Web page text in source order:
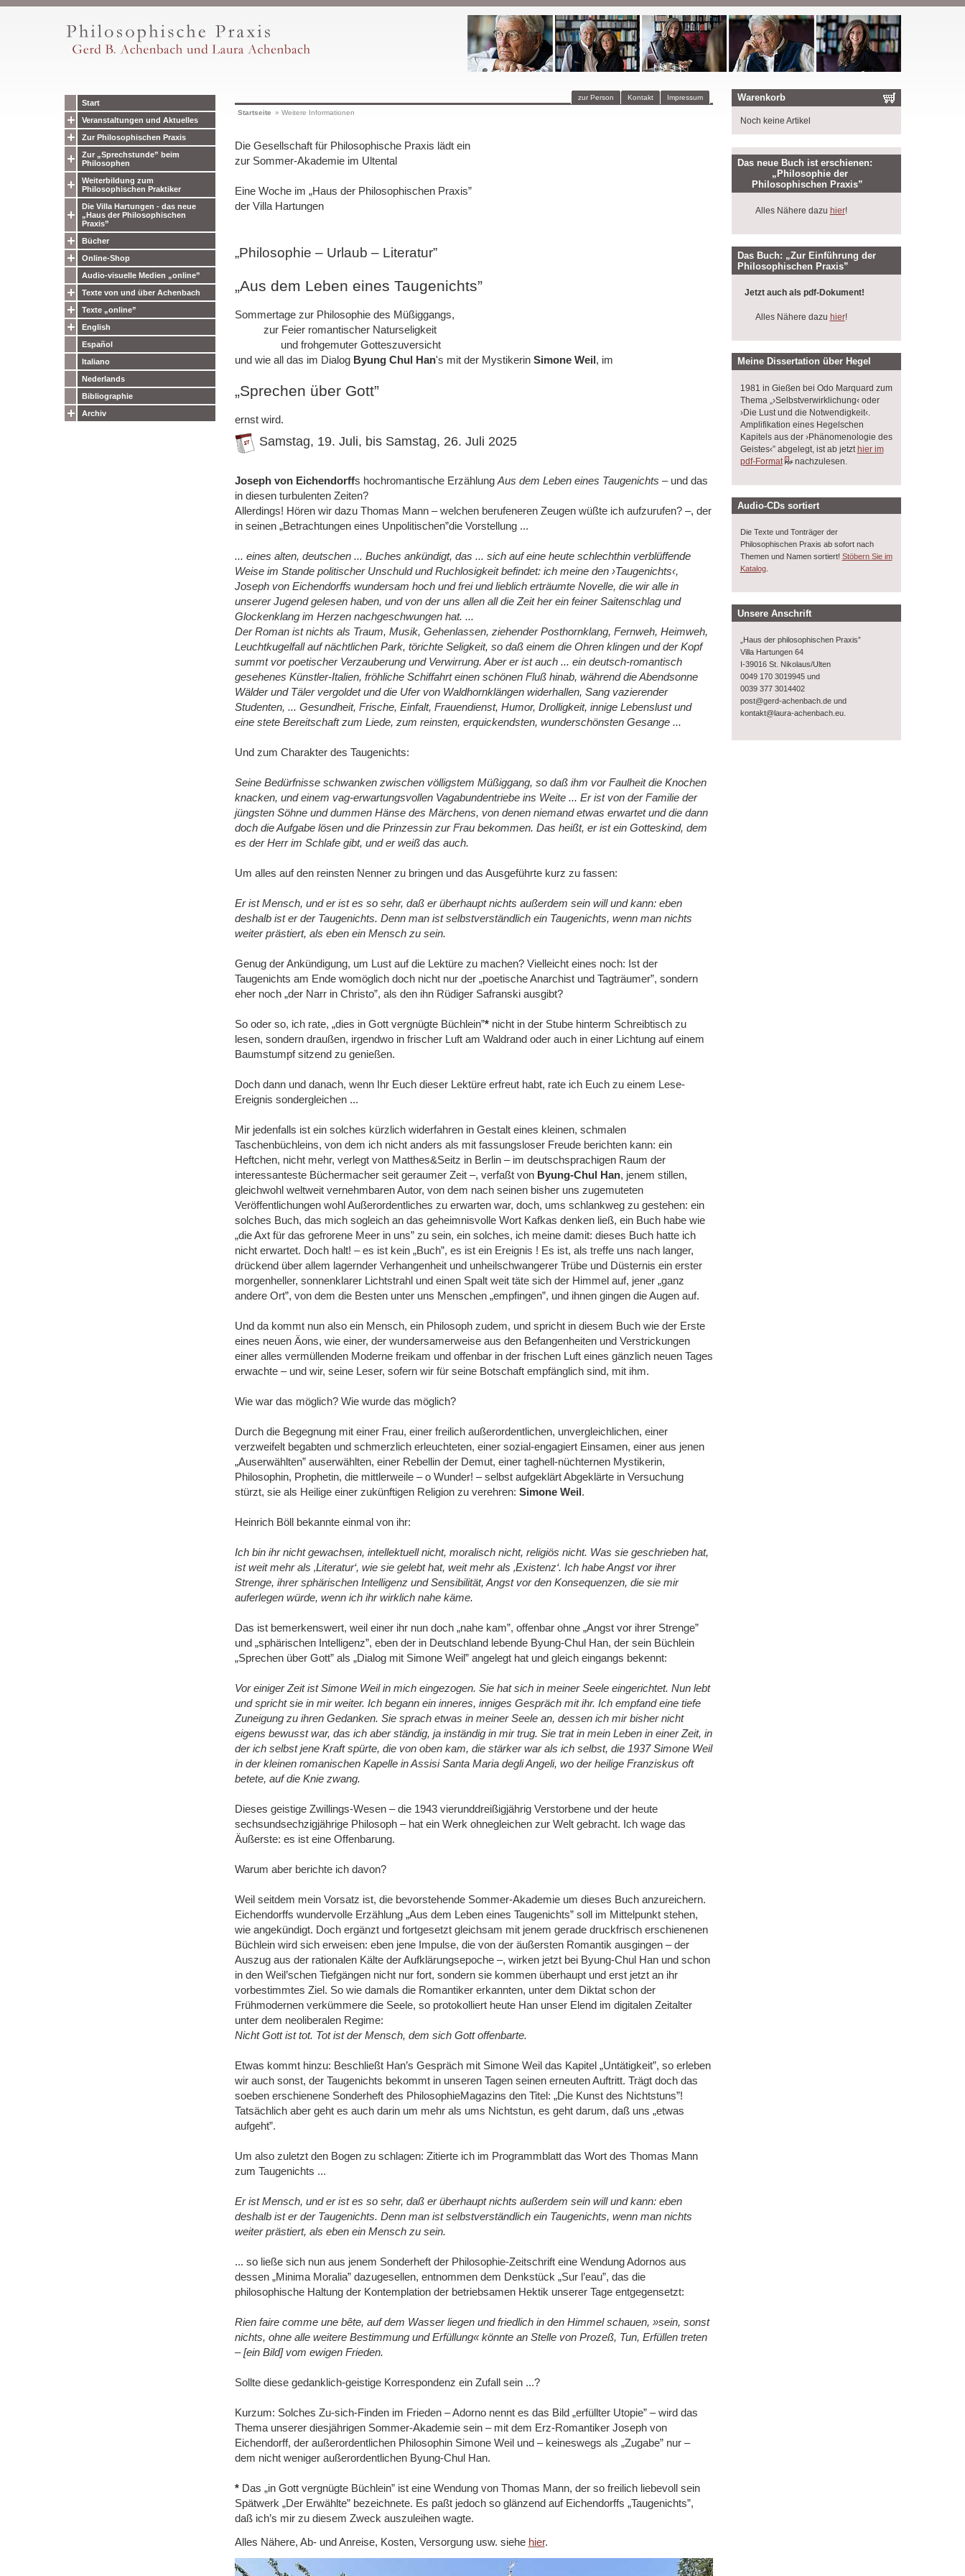
Start
Veranstaltungen und Aktuelles
Zur Philosophischen Praxis
Zur „Sprechstunde” beim
Philosophen
Weiterbildung zum
Philosophischen Praktiker
Die Villa Hartungen - das neue
„Haus der Philosophischen
Praxis”
Bücher
Online-Shop
Audio-visuelle Medien „online”
Texte von und über Achenbach
Texte „online”
English
Español
Italiano
Nederlands
Bibliographie
Archiv
Impressum
Kontakt
zur Person
Startseite » Weitere Informationen
Die Gesellschaft für Philosophische Praxis lädt ein
zur Sommer-Akademie im Ultental
Eine Woche im „Haus der Philosophischen Praxis”
der Villa Hartungen
„Philosophie – Urlaub – Literatur”
„Aus dem Leben eines Taugenichts”
Sommertage zur Philosophie des Müßiggangs,
zur Feier romantischer Naturseligkeit
und frohgemuter Gotteszuversicht
und wie all das im Dialog Byung Chul Han's mit der Mystikerin Simone Weil, im
„Sprechen über Gott”
ernst wird.
Samstag, 19. Juli, bis Samstag, 26. Juli 2025
Joseph von Eichendorffs hochromantische Erzählung Aus dem Leben eines Taugenichts ‒ und das
in diesen turbulenten Zeiten?
Allerdings! Hören wir dazu Thomas Mann ‒ welchen berufeneren Zeugen wüßte ich aufzurufen? ‒, der
in seinen „Betrachtungen eines Unpolitischen”die Vorstellung ...
... eines alten, deutschen ... Buches ankündigt, das ... sich auf eine heute schlechthin verblüffende
Weise im Stande politischer Unschuld und Ruchlosigkeit befindet: ich meine den ›Taugenichts‹,
Joseph von Eichendorffs wundersam hoch und frei und lieblich erträumte Novelle, die wir alle in
unserer Jugend gelesen haben, und von der uns allen all die Zeit her ein feiner Saitenschlag und
Glockenklang im Herzen nachgeschwungen hat. ...
Der Roman ist nichts als Traum, Musik, Gehenlassen, ziehender Posthornklang, Fernweh, Heimweh,
Leuchtkugelfall auf nächtlichen Park, törichte Seligkeit, so daß einem die Ohren klingen und der Kopf
summt vor poetischer Verzauberung und Verwirrung. Aber er ist auch ... ein deutsch-romantisch
gesehenes Künstler-Italien, fröhliche Schiffahrt einen schönen Fluß hinab, während die Abendsonne
Wälder und Täler vergoldet und die Ufer von Waldhornklängen widerhallen, Sang vazierender
Studenten, ... Gesundheit, Frische, Einfalt, Frauendienst, Humor, Drolligkeit, innige Lebenslust und
eine stete Bereitschaft zum Liede, zum reinsten, erquickendsten, wunderschönsten Gesange ...
Und zum Charakter des Taugenichts:
Seine Bedürfnisse schwanken zwischen völligstem Müßiggang, so daß ihm vor Faulheit die Knochen
knacken, und einem vag-erwartungsvollen Vagabundentriebe ins Weite ... Er ist von der Familie der
jüngsten Söhne und dummen Hänse des Märchens, von denen niemand etwas erwartet und die dann
doch die Aufgabe lösen und die Prinzessin zur Frau bekommen. Das heißt, er ist ein Gotteskind, dem
es der Herr im Schlafe gibt, und er weiß das auch.
Um alles auf den reinsten Nenner zu bringen und das Ausgeführte kurz zu fassen:
Er ist Mensch, und er ist es so sehr, daß er überhaupt nichts außerdem sein will und kann: eben
deshalb ist er der Taugenichts. Denn man ist selbstverständlich ein Taugenichts, wenn man nichts
weiter prästiert, als eben ein Mensch zu sein.
Genug der Ankündigung, um Lust auf die Lektüre zu machen? Vielleicht eines noch: Ist der
Taugenichts am Ende womöglich doch nicht nur der „poetische Anarchist und Tagträumer”, sondern
eher noch „der Narr in Christo”, als den ihn Rüdiger Safranski ausgibt?
So oder so, ich rate, „dies in Gott vergnügte Büchlein”*nicht in der Stube hinterm Schreibtisch zu
lesen, sondern draußen, irgendwo in frischer Luft am Waldrand oder auch in einer Lichtung auf einem
Baumstumpf sitzend zu genießen.
Doch dann und danach, wenn Ihr Euch dieser Lektüre erfreut habt, rate ich Euch zu einem Lese-
Ereignis sondergleichen ...
Mir jedenfalls ist ein solches kürzlich widerfahren in Gestalt eines kleinen, schmalen
Taschenbüchleins, von dem ich nicht anders als mit fassungsloser Freude berichten kann: ein
Heftchen, nicht mehr, verlegt von Matthes&Seitz in Berlin ‒ im deutschsprachigen Raum der
interessanteste Büchermacher seit geraumer Zeit ‒, verfaßt von Byung-Chul Han, jenem stillen,
gleichwohl weltweit vernehmbaren Autor, von dem nach seinen bisher uns zugemuteten
Veröffentlichungen wohl Außerordentliches zu erwarten war, doch, ums schlankweg zu gestehen: ein
solches Buch, das mich sogleich an das geheimnisvolle Wort Kafkas denken ließ, ein Buch habe wie
„die Axt für das gefrorene Meer in uns” zu sein, ein solches, ich meine damit: dieses Buch hatte ich
nicht erwartet. Doch halt! ‒ es ist kein „Buch”, es ist ein Ereignis ! Es ist, als treffe uns nach langer,
drückend über allem lagernder Verhangenheit und unheilschwangerer Trübe und Düsternis ein erster
morgenheller, sonnenklarer Lichtstrahl und einen Spalt weit täte sich der Himmel auf, jener „ganz
andere Ort”, von dem die Besten unter uns Menschen „empfingen”, und ihnen gingen die Augen auf.
Und da kommt nun also ein Mensch, ein Philosoph zudem, und spricht in diesem Buch wie der Erste
eines neuen Äons, wie einer, der wundersamerweise aus den Befangenheiten und Verstrickungen
einer alles vermüllenden Moderne freikam und offenbar in der frischen Luft eines gänzlich neuen Tages
erwachte ‒ und wir, seine Leser, sofern wir für seine Botschaft empfänglich sind, mit ihm.
Wie war das möglich? Wie wurde das möglich?
Durch die Begegnung mit einer Frau, einer freilich außerordentlichen, unvergleichlichen, einer
verzweifelt begabten und schmerzlich erleuchteten, einer sozial-engagiert Einsamen, einer aus jenen
„Auserwählten” auserwählten, einer Rebellin der Demut, einer taghell-nüchternen Mystikerin,
Philosophin, Prophetin, die mittlerweile ‒ o Wunder! ‒ selbst aufgeklärt Abgeklärte in Versuchung
stürzt, sie als Heilige einer zukünftigen Religion zu verehren: Simone Weil.
Heinrich Böll bekannte einmal von ihr:
Ich bin ihr nicht gewachsen, intellektuell nicht, moralisch nicht, religiös nicht. Was sie geschrieben hat,
ist weit mehr als ‚Literatur‘, wie sie gelebt hat, weit mehr als ‚Existenz‘. Ich habe Angst vor ihrer
Strenge, ihrer sphärischen Intelligenz und Sensibilität, Angst vor den Konsequenzen, die sie mir
auferlegen würde, wenn ich ihr wirklich nahe käme.
Das ist bemerkenswert, weil einer ihr nun doch „nahe kam”, offenbar ohne „Angst vor ihrer Strenge”
und „sphärischen Intelligenz”, eben der in Deutschland lebende Byung-Chul Han, der sein Büchlein
„Sprechen über Gott” als „Dialog mit Simone Weil” angelegt hat und gleich eingangs bekennt:
Vor einiger Zeit ist Simone Weil in mich eingezogen. Sie hat sich in meiner Seele eingerichtet. Nun lebt
und spricht sie in mir weiter. Ich begann ein inneres, inniges Gespräch mit ihr. Ich empfand eine tiefe
Zuneigung zu ihren Gedanken. Sie sprach etwas in meiner Seele an, dessen ich mir bisher nicht
eigens bewusst war, das ich aber ständig, ja inständig in mir trug. Sie trat in mein Leben in einer Zeit, in
der ich selbst jene Kraft spürte, die von oben kam, die stärker war als ich selbst, die 1937 Simone Weil
in der kleinen romanischen Kapelle in Assisi Santa Maria degli Angeli, wo der heilige Franziskus oft
betete, auf die Knie zwang.
Dieses geistige Zwillings-Wesen ‒ die 1943 vierunddreißigjährig Verstorbene und der heute
sechsundsechzigjährige Philosoph ‒ hat ein Werk ohnegleichen zur Welt gebracht. Ich wage das
Äußerste: es ist eine Offenbarung.
Warum aber berichte ich davon?
Weil seitdem mein Vorsatz ist, die bevorstehende Sommer-Akademie um dieses Buch anzureichern.
Eichendorffs wundervolle Erzählung „Aus dem Leben eines Taugenichts” soll im Mittelpunkt stehen,
wie angekündigt. Doch ergänzt und fortgesetzt gleichsam mit jenem gerade druckfrisch erschienenen
Büchlein wird sich erweisen: eben jene Impulse, die von der äußersten Romantik ausgingen ‒ der
Auszug aus der rationalen Kälte der Aufklärungsepoche ‒, wirken jetzt bei Byung-Chul Han und schon
in den Weil’schen Tiefgängen nicht nur fort, sondern sie kommen überhaupt und erst jetzt an ihr
vorbestimmtes Ziel. So wie damals die Romantiker erkannten, unter dem Diktat schon der
Frühmodernen verkümmere die Seele, so protokolliert heute Han unser Elend im digitalen Zeitalter
unter dem neoliberalen Regime:
Nicht Gott ist tot. Tot ist der Mensch, dem sich Gott offenbarte.
Etwas kommt hinzu: Beschließt Han’s Gespräch mit Simone Weil das Kapitel „Untätigkeit”, so erleben
wir auch sonst, der Taugenichts bekommt in unseren Tagen seinen erneuten Auftritt. Trägt doch das
soeben erschienene Sonderheft des PhilosophieMagazins den Titel: „Die Kunst des Nichtstuns”!
Tatsächlich aber geht es auch darin um mehr als ums Nichtstun, es geht darum, daß uns „etwas
aufgeht”.
Um also zuletzt den Bogen zu schlagen: Zitierte ich im Programmblatt das Wort des Thomas Mann
zum Taugenichts ...
Er ist Mensch, und er ist es so sehr, daß er überhaupt nichts außerdem sein will und kann: eben
deshalb ist er der Taugenichts. Denn man ist selbstverständlich ein Taugenichts, wenn man nichts
weiter prästiert, als eben ein Mensch zu sein.
... so ließe sich nun aus jenem Sonderheft der Philosophie-Zeitschrift eine Wendung Adornos aus
dessen „Minima Moralia” dazugesellen, entnommen dem Denkstück „Sur l’eau”, das die
philosophische Haltung der Kontemplation der betriebsamen Hektik unserer Tage entgegensetzt:
Rien faire comme une bête, auf dem Wasser liegen und friedlich in den Himmel schauen, »sein, sonst
nichts, ohne alle weitere Bestimmung und Erfüllung« könnte an Stelle von Prozeß, Tun, Erfüllen treten
‒ [ein Bild] vom ewigen Frieden.
Sollte diese gedanklich-geistige Korrespondenz ein Zufall sein ...?
Kurzum: Solches Zu-sich-Finden im Frieden ‒ Adorno nennt es das Bild „erfüllter Utopie” ‒ wird das
Thema unserer diesjährigen Sommer-Akademie sein ‒ mit dem Erz-Romantiker Joseph von
Eichendorff, der außerordentlichen Philosophin Simone Weil und ‒ keineswegs als „Zugabe” nur ‒
dem nicht weniger außerordentlichen Byung-Chul Han.
*Das „in Gott vergnügte Büchlein” ist eine Wendung von Thomas Mann, der so freilich liebevoll sein
Spätwerk „Der Erwählte” bezeichnete. Es paßt jedoch so glänzend auf Eichendorffs „Taugenichts”,
daß ich’s mir zu diesem Zweck auszuleihen wagte.
Alles Nähere, Ab- und Anreise, Kosten, Versorgung usw. siehe hier.
Warenkorb
Noch keine Artikel
Das neue Buch ist erschienen:
„Philosophie der
Philosophischen Praxis”
Alles Nähere dazu hier!
Das Buch: „Zur Einführung der
Philosophischen Praxis”
Jetzt auch als pdf-Dokument!
Alles Nähere dazu hier!
Meine Dissertation über Hegel
1981 in Gießen bei Odo Marquard zum
Thema „›Selbstverwirklichung‹ oder
›Die Lust und die Notwendigkeit‹.
Amplifikation eines Hegelschen
Kapitels aus der ›Phänomenologie des
Geistes‹” abgelegt, ist ab jetzt hier im
pdf-Format
nachzulesen.
Audio-CDs sortiert
Die Texte und Tonträger der
Philosophischen Praxis ab sofort nach
Themen und Namen sortiert! Stöbern Sie im
Katalog.
Unsere Anschrift
„Haus der philosophischen Praxis”
Villa Hartungen 64
I-39016 St. Nikolaus/Ulten
0049 170 3019945 und
0039 377 3014402
post@gerd-achenbach.de und
kontakt@laura-achenbach.eu.